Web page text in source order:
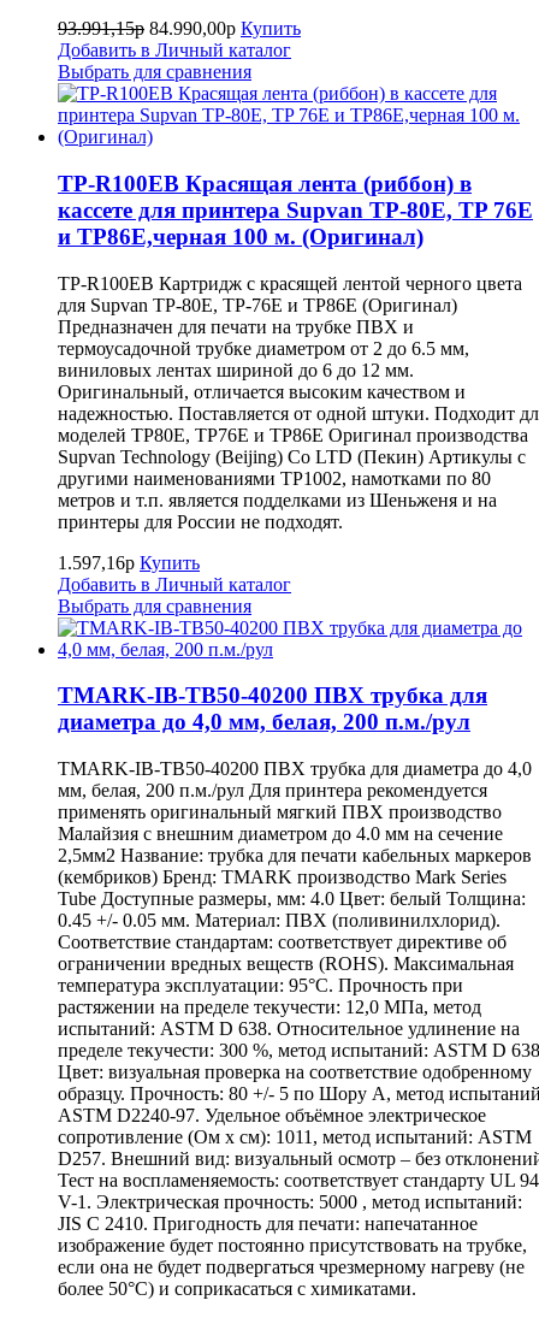
93.991,15р 84.990,00р Купить
Добавить в Личный каталог
Выбрать для сравнения
TP-R100EB Красящая лента (риббон) в
кассете для принтера Supvan TP-80E, TP 76E
и TP86E,черная 100 м. (Оригинал)
TP-R100EB Картридж с красящей лентой черного цвета
для Supvan TP-80E, TP-76E и TP86E (Оригинал)
Предназначен для печати на трубке ПВХ и
термоусадочной трубке диаметром от 2 до 6.5 мм,
виниловых лентах шириной до 6 до 12 мм.
Оригинальный, отличается высоким качеством и
надежностью. Поставляется от одной штуки. Подходит
моделей TP80E, TP76E и TP86E Оригинал производства
Supvan Technology (Beijing) Co LTD (Пекин) Артикулы с
другими наименованиями TP1002, намотками по 80
метров и т.п. является подделками из Шеньженя и на
принтеры для России не подходят.
1.597,16р Купить
Добавить в Личный каталог
Выбрать для сравнения
TMARK-IB-TB50-40200 ПВХ трубка для
диаметра до 4,0 мм, белая, 200 п.м./рул
TMARK-IB-TB50-40200 ПВХ трубка для диаметра до 4,0
мм, белая, 200 п.м./рул Для принтера рекомендуется
применять оригинальный мягкий ПВХ производство
Малайзия с внешним диаметром до 4.0 мм на сечение
2,5мм2 Название: трубка для печати кабельных маркеров
(кембриков) Бренд: TMARK производство Mark Series
Tube Доступные размеры, мм: 4.0 Цвет: белый Толщина:
0.45 +/- 0.05 мм. Материал: ПВХ (поливинилхлорид).
Соответствие стандартам: соответствует директиве об
ограничении вредных веществ (ROHS). Максимальная
температура эксплуатации: 95°С. Прочность при
растяжении на пределе текучести: 12,0 МПа, метод
испытаний: ASTM D 638. Относительное удлинение на
пределе текучести: 300 %, метод испытаний: ASTM D
Цвет: визуальная проверка на соответствие одобренному
образцу. Прочность: 80 +/- 5 по Шору А, метод
ASTM D2240-97. Удельное объёмное электрическое
сопротивление (Ом х см): 1011, метод испытаний: ASTM
D257. Внешний вид: визуальный осмотр – без
Тест на воспламеняемость: соответствует стандарту UL 94
V-1. Электрическая прочность: 5000 , метод испытаний:
JIS C 2410. Пригодность для печати: напечатанное
изображение будет постоянно присутствовать на трубке,
если она не будет подвергаться чрезмерному нагреву (не
более 50°С) и соприкасаться с химикатами.